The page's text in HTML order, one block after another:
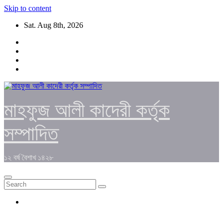
Skip to content
Sat. Aug 8th, 2026
মাহফুজ আলী কাদেরী কর্তৃক
সম্পাদিত
১২ বর্ষ বৈশাখ ১৪২৮